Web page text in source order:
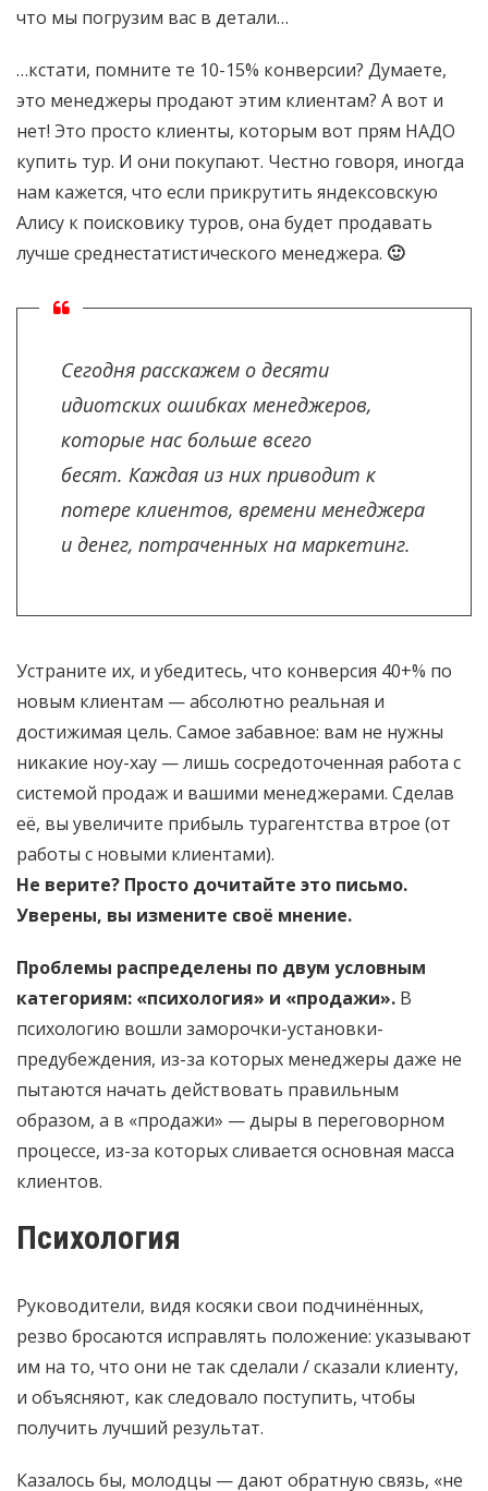
что мы погрузим вас в детали…
…кстати, помните те 10-15% конверсии? Думаете,
это менеджеры продают этим клиентам? А вот и
нет! Это просто клиенты, которым вот прям НАДО
купить тур. И они покупают. Честно говоря, иногда
нам кажется, что если прикрутить яндексовскую
Алису к поисковику туров, она будет продавать
лучше среднестатистического менеджера. 🙂
Сегодня расскажем о десяти
идиотских ошибках менеджеров,
которые нас больше всего
бесят. Каждая из них приводит к
потере клиентов, времени менеджера
и денег, потраченных на маркетинг.
Устраните их, и убедитесь, что конверсия 40+% по
новым клиентам — абсолютно реальная и
достижимая цель. Самое забавное: вам не нужны
никакие ноу-хау — лишь сосредоточенная работа с
системой продаж и вашими менеджерами. Сделав
её, вы увеличите прибыль турагентства втрое (от
работы с новыми клиентами).
Не верите? Просто дочитайте это письмо.
Уверены, вы измените своё мнение.
Проблемы распределены по двум условным
категориям: «психология» и «продажи». В
психологию вошли заморочки-установки-
предубеждения, из-за которых менеджеры даже не
пытаются начать действовать правильным
образом, а в «продажи» — дыры в переговорном
процессе, из-за которых сливается основная масса
клиентов.
Психология
Руководители, видя косяки свои подчинённых,
резво бросаются исправлять положение: указывают
им на то, что они не так сделали / сказали клиенту,
и объясняют, как следовало поступить, чтобы
получить лучший результат.
Казалось бы, молодцы — дают обратную связь, «не